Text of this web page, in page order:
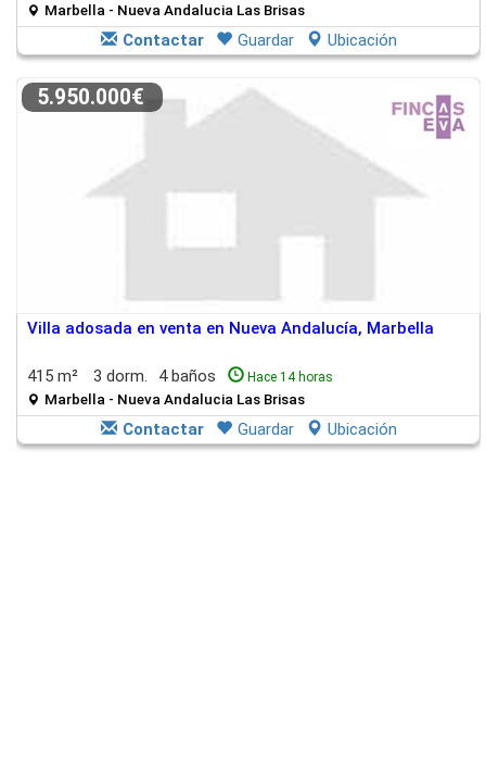
Marbella - Nueva Andalucia Las Brisas
Contactar Guardar Ubicación
5.950.000€
Villa adosada en venta en Nueva Andalucía, Marbella
415 m² 3 dorm. 4 baños Hace 14 horas
Marbella - Nueva Andalucia Las Brisas
Contactar Guardar Ubicación